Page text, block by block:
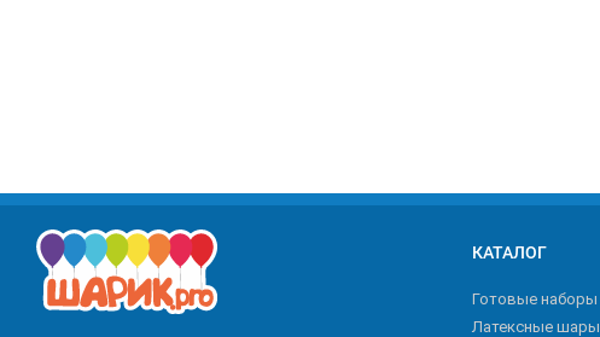
КАТАЛОГ
Готовые наборы
Латексные шары